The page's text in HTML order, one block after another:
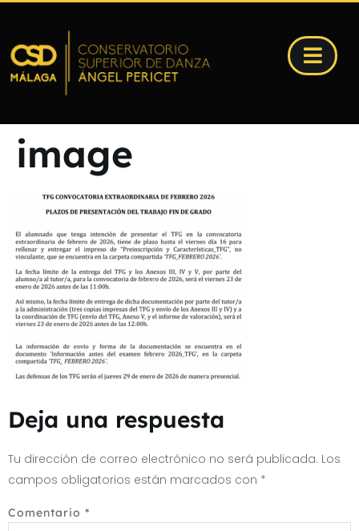
image
Deja una respuesta
Tu dirección de correo electrónico no será publicada. Los
campos obligatorios están marcados con *
Comentario *